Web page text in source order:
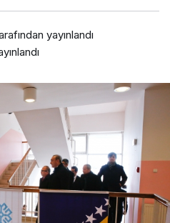
yayınlandı